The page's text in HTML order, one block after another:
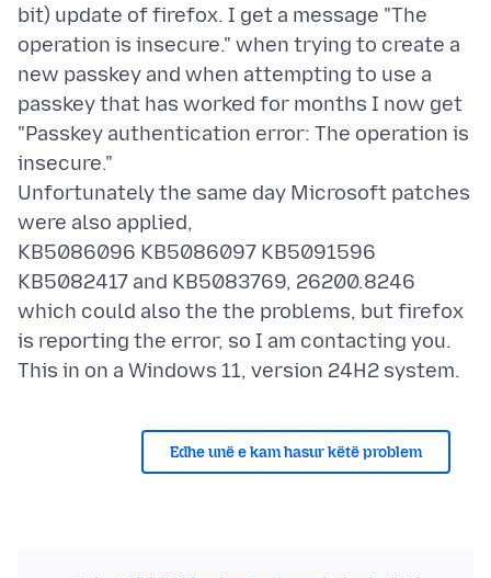
bit) update of firefox. I get a message "The
operation is insecure." when trying to create a
new passkey and when attempting to use a
passkey that has worked for months I now get
"Passkey authentication error: The operation is
insecure."
Unfortunately the same day Microsoft patches
were also applied,
KB5086096 KB5086097 KB5091596
KB5082417 and KB5083769, 26200.8246
which could also the the problems, but firefox
is reporting the error, so I am contacting you.
Edhe unë e kam hasur këtë problem